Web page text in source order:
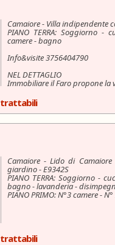
Camaiore - Villa indipendente
PIANO TERRA: Soggiorno -
camere - bagno
Info&visite 3756404790
NEL DETTAGLIO
Immobiliare il Faro propone la
trattabili
Camaiore - Lido di
giardino - E9342S
PIANO TERRA: Soggiorno -
bagno - lavanderia -
PIANO PRIMO: N°3 camere -
trattabili